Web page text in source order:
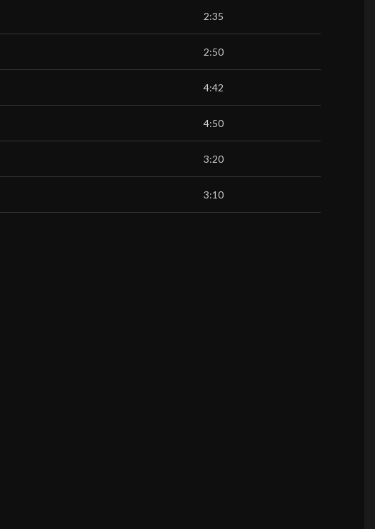
2:35
2:50
4:42
4:50
3:20
3:10